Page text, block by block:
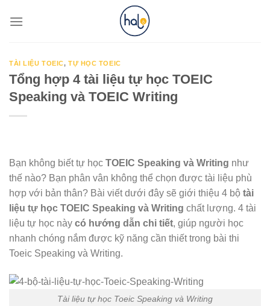
TÀI LIỆU TOEIC, TỰ HỌC TOEIC
Tổng hợp 4 tài liệu tự học TOEIC
Speaking và TOEIC Writing
Bạn không biết tự học TOEIC Speaking và Writing như
thế nào? Bạn phân vân không thể chọn được tài liệu phù
hợp với bản thân? Bài viết dưới đây sẽ giới thiệu 4 bộ tài
liệu tự học TOEIC Speaking và Writing chất lượng. 4 tài
liệu tự học này có hướng dẫn chi tiết, giúp người học
nhanh chóng nắm được kỹ năng cần thiết trong bài thi
Toeic Speaking và Writing.
Tài liệu tự học Toeic Speaking và Writing